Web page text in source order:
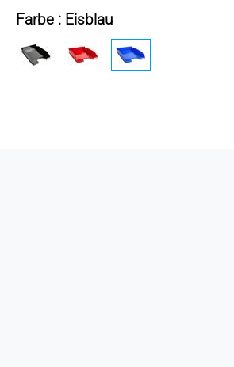
Farbe : Eisblau